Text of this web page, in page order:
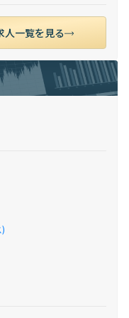
人一覧を見る